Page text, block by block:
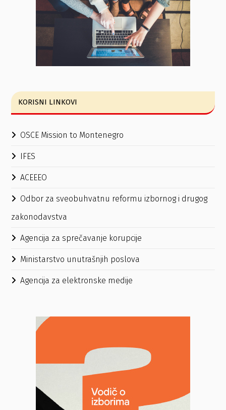
KORISNI LINKOVI
OSCE Mission to Montenegro
IFES
ACEEEO
Odbor za sveobuhvatnu reformu izbornog i drugog
zakonodavstva
Agencija za sprečavanje korupcije
Ministarstvo unutrašnjih poslova
Agencija za elektronske medije